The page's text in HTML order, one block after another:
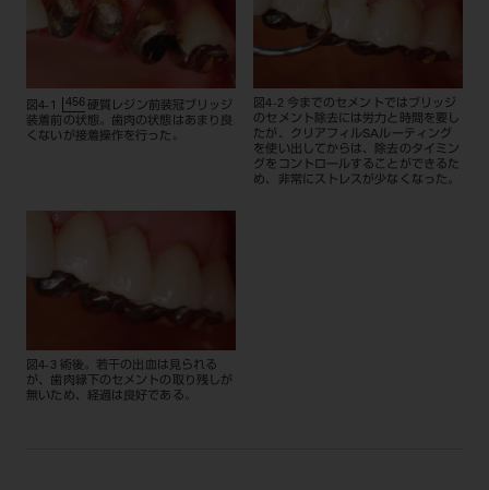
図4-1 456硬質レジン前装冠ブリッジ
装着前の状態。歯肉の状態はあまり良
くないが接着操作を行った。
図4-2 今までのセメントではブリッジ
のセメント除去には労力と時間を要し
たが、クリアフィルSAルーティング
を使い出してからは、除去のタイミン
グをコントロールすることができるた
め、非常にストレスが少なくなった。
図4-3 術後。若干の出血は見られる
が、歯肉縁下のセメントの取り残しが
無いため、経過は良好である。